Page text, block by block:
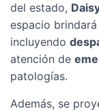
del estado,
espacio brindará
incluyendo
atención de
patologías.
Además, se